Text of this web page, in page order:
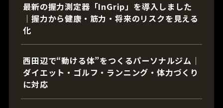
最新の握力測定器「InGrip」を導入しました
｜握力から健康・筋力・将来のリスクを見える
化
西田辺で“動ける体”をつくるパーソナルジム｜
ダイエット・ゴルフ・ランニング・体力づくり
に対応